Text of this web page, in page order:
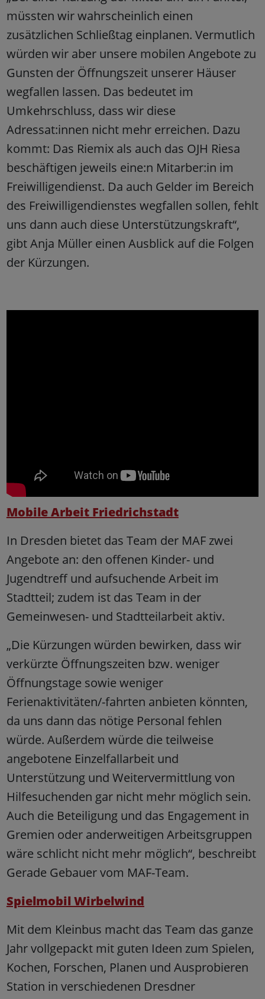
müssten wir wahrscheinlich einen
zusätzlichen Schließtag einplanen. Vermutlich
würden wir aber unsere mobilen Angebote zu
Gunsten der Öffnungszeit unserer Häuser
wegfallen lassen. Das bedeutet im
Umkehrschluss, dass wir diese
Adressat:innen nicht mehr erreichen. Dazu
kommt: Das Riemix als auch das OJH Riesa
beschäftigen jeweils eine:n Mitarber:in im
Freiwilligendienst. Da auch Gelder im Bereich
des Freiwilligendienstes wegfallen sollen, fehlt
uns dann auch diese Unterstützungskraft“,
gibt Anja Müller einen Ausblick auf die Folgen
der Kürzungen.
Mobile Arbeit Friedrichstadt
In Dresden bietet das Team der MAF zwei
Angebote an: den offenen Kinder- und
Jugendtreff und aufsuchende Arbeit im
Stadtteil; zudem ist das Team in der
Gemeinwesen- und Stadtteilarbeit aktiv.
„Die Kürzungen würden bewirken, dass wir
verkürzte Öffnungszeiten bzw. weniger
Öffnungstage sowie weniger
Ferienaktivitäten/-fahrten anbieten könnten,
da uns dann das nötige Personal fehlen
würde. Außerdem würde die teilweise
angebotene Einzelfallarbeit und
Unterstützung und Weitervermittlung von
Hilfesuchenden gar nicht mehr möglich sein.
Auch die Beteiligung und das Engagement in
Gremien oder anderweitigen Arbeitsgruppen
wäre schlicht nicht mehr möglich“, beschreibt
Gerade Gebauer vom MAF-Team.
Spielmobil Wirbelwind
Mit dem Kleinbus macht das Team das ganze
Jahr vollgepackt mit guten Ideen zum Spielen,
Kochen, Forschen, Planen und Ausprobieren
Station in verschiedenen Dresdner